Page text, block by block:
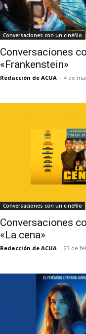
Conversaciones con un cinéfilo
Conversaciones
«Frankenstein»
Redacción de ACUA - 4 de
Conversaciones con un cinéfilo
Conversaciones
«La cena»
Redacción de ACUA - 23 de